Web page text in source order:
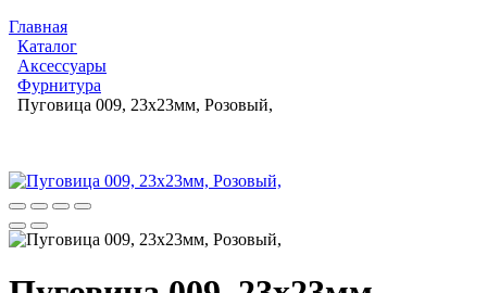
Главная
Каталог
Аксессуары
Фурнитура
Пуговица 009, 23х23мм, Розовый,